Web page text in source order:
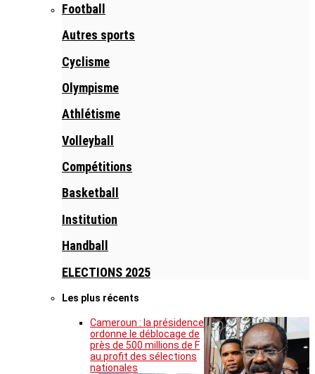
Football
Autres sports
Cyclisme
Olympisme
Athlétisme
Volleyball
Compétitions
Basketball
Institution
Handball
ELECTIONS 2025
Les plus récents
Cameroun : la présidence
ordonne le déblocage de
près de 500 millions de F
au profit des sélections
nationales